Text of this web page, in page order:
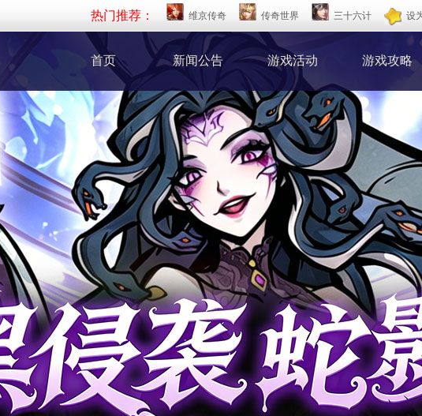
热门推荐： 维京传奇 传奇世界 三十六计 设
首页 新闻公告 游戏活动 游戏攻略